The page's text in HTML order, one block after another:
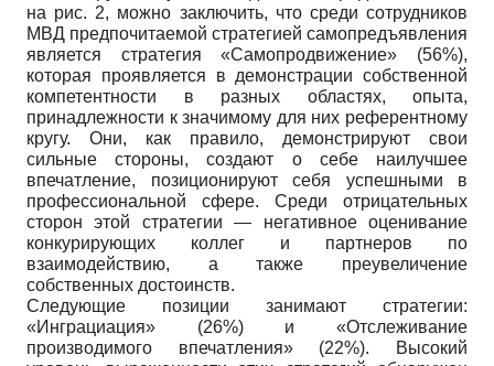
на рис. 2, можно заключить, что среди сотрудников
МВД предпочитаемой стратегией самопредъявления
является стратегия «Самопродвижение» (56%),
которая проявляется в демонстрации собственной
компетентности в разных областях, опыта,
принадлежности к значимому для них референтному
кругу. Они, как правило, демонстрируют свои
сильные стороны, создают о себе наилучшее
впечатление, позиционируют себя успешными в
профессиональной сфере. Среди отрицательных
сторон этой стратегии — негативное оценивание
конкурирующих коллег и партнеров по
взаимодействию, а также преувеличение
собственных достоинств.
Следующие позиции занимают стратегии:
«Инграциация» (26%) и «Отслеживание
производимого впечатления» (22%). Высокий